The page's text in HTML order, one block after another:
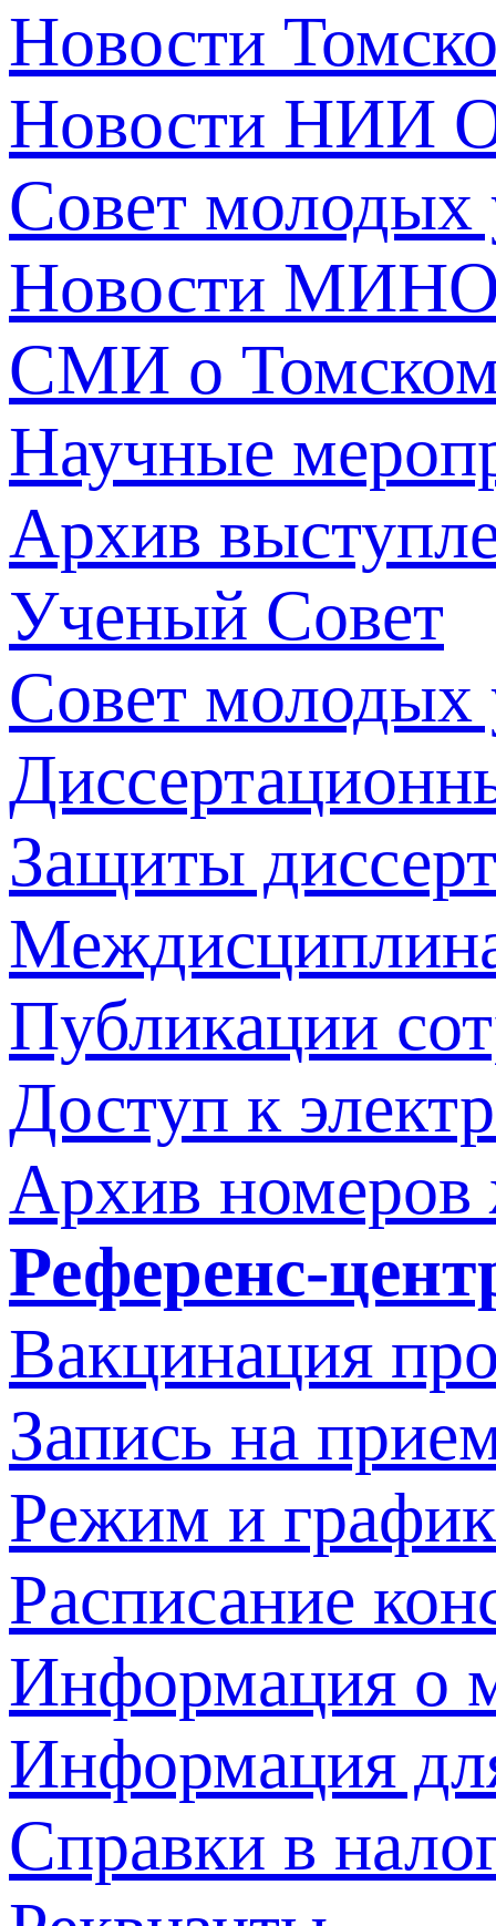
Новости
Новости НИИ
Совет молодых
Новости
СМИ о
Научные
Архив
Ученый Совет
Совет молодых
Защиты
Публикации
Доступ к
Архив номеров
Референс-
Вакцинация
Запись на
Режим и
Расписание
Информация о
Информация
Справки в